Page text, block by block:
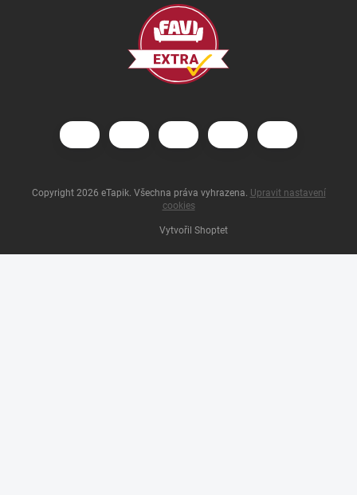
Vytvořil Shoptet
Copyright 2026 eTapik. Všechna práva vyhrazena. Upravit nastavení
cookies